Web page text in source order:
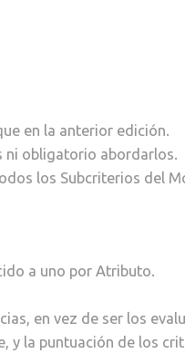
en la anterior edición.
ni obligatorio abordarlos.
los Subcriterios del
a uno por Atributo.
en vez de ser los
y la puntuación de los